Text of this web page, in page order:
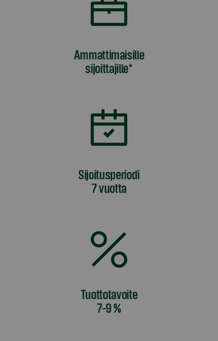
Ammattimaisille
sijoittajille*
Sijoitusperiodi
7 vuotta
Tuottotavoite
7-9 %